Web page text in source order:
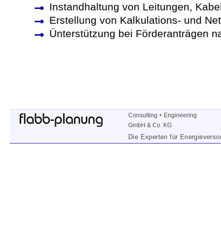
Instandhaltung von Leitungen,
Erstellung von Kalkulations- und
Ünterstützung bei Förderanträgen
Consulting + Engineering
GmbH & Co. KG
Die Experten für